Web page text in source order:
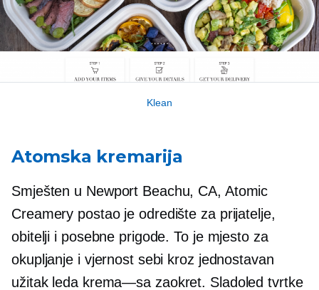
Klean
Atomska kremarija
Smješten u Newport Beachu, CA, Atomic
Creamery postao je odredište za prijatelje,
obitelji i posebne prigode. To je mjesto za
okupljanje i vjernost sebi kroz jednostavan
užitak leda krema—sazaokret. Sladoled tvrtke